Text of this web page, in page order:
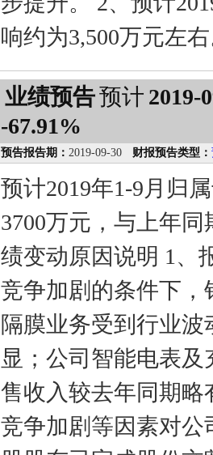
响约为3,500万元左
业绩预告预计 2019-
-67.91%
预告报告期： 2019-09-30 财报预告类型：
预计2019年1-9月归
3700万元，与上年同
绩变动原因说明 1、
竞争加剧的条件下
隔膜业务受到行业
显；公司智能电表
售收入较去年同期
竞争加剧等因素对